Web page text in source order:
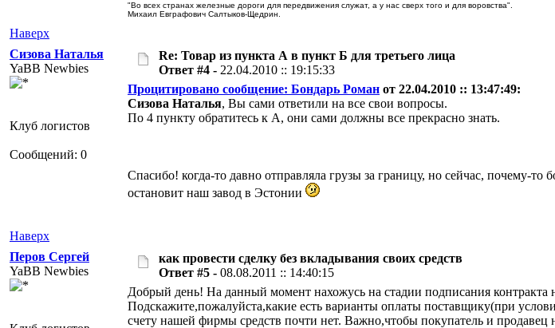
Наверх
"Во всех странах железные дороги для передвижения служат, а у нас сверх того и для воровства".
Михаил Евграфович Салтыков-Щедрин.
Сизова Наталья
YaBB Newbies
Клуб логистов
Сообщений: 0
Re: Товар из пункта А в пункт Б для третьего лица
Ответ #4 - 22.04.2010 :: 19:15:33
Процитировано сообщение: Бондарь Роман от 22.04.2010 :: 13:47:49:
Сизова Наталья, Вы сами ответили на все свои вопросы.
По 4 пункту обратитесь к А, они сами должны все прекрасно знать.
Спасибо! когда-то давно отправляла грузы за границу, но сейчас, почему-
остановит наш завод в Эстонии
Наверх
Перов Сергей
YaBB Newbies
как провести сделку без вкладывания своих средств
Ответ #5 - 08.08.2011 :: 14:40:15
Добрый день! На данный момент нахожусь на стадии подписания
Подскажите,пожалуйста,какие есть варианты оплаты поставщику(при
счету нашей фирмы средств почти нет. Важно,чтобы покупатель и